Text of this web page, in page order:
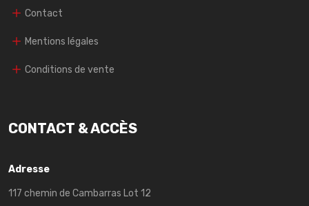
Contact
Mentions légales
Conditions de vente
CONTACT & ACCÈS
Adresse
117 chemin de Cambarras Lot 12